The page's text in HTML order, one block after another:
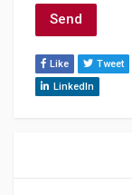
Like Tweet
LinkedIn